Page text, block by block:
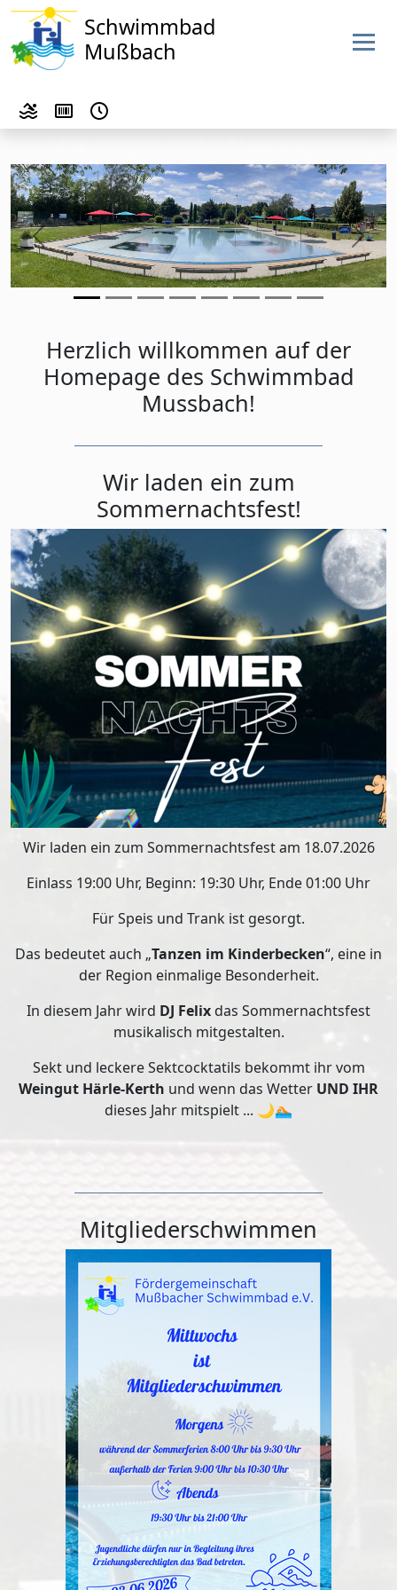
Schwimmbad
Mußbach
Previous Next
Herzlich willkommen auf der
Homepage des Schwimmbad
Mussbach!
Wir laden ein zum
Sommernachtsfest!
Wir laden ein zum Sommernachtsfest am 18.07.2026
Einlass 19:00 Uhr, Beginn: 19:30 Uhr, Ende 01:00 Uhr
Für Speis und Trank ist gesorgt.
Das bedeutet auch „Tanzen im Kinderbecken“, eine in
der Region einmalige Besonderheit.
In diesem Jahr wird DJ Felixdas Sommernachtsfest
musikalisch mitgestalten.
Sekt und leckere Sektcocktatils bekommt ihr vom
Weingut Härle-Kerth und wenn das Wetter UND IHR
dieses Jahr mitspielt ... 🌙🏊🏻
Mitgliederschwimmen